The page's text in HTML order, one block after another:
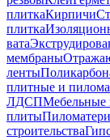
плиткаКирпичи
плитка
вата
мембраны
ленты
плитные и
ЛДСП
плиты
строительства